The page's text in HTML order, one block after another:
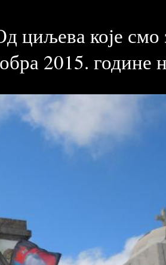
циљева које смо
2015. године